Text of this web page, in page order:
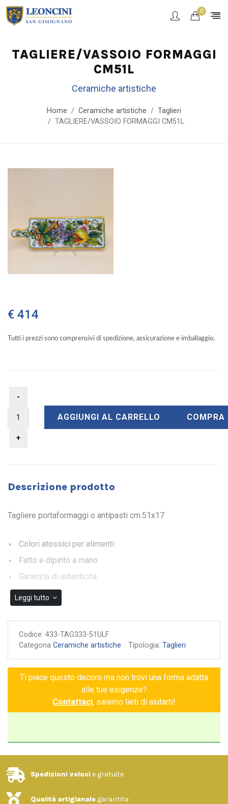
0
TAGLIERE/VASSOIO FORMAGGI
CM51L
Ceramiche artistiche
Home Ceramiche artistiche
Taglieri
TAGLIERE/VASSOIO FORMAGGI CM51L
€ 414
Tutti i prezzi sono comprensivi di spedizione, assicurazione e imballaggio.
AGGIUNGI AL CARRELLO COMPRA
Descrizione prodotto
Tagliere portaformaggi o antipasti cm.51x17
Colori atossici per alimenti
Fatto e dipinto a mano
Garanzia di autenticità
Leggi tutto
Codice: 433-TAG333-51ULF
Categoria Ceramiche artistiche Tipologia: Taglieri
Ti piace questo decoro ma non trovi una forma adatta
alle tue esigenze?
Contattaci, saremo lieti di aiutarti!
Spedizioni veloci e gratuite
Qualità artigianale garantita